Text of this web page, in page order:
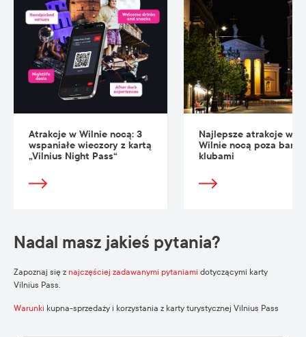
Atrakcje w Wilnie nocą: 3
wspaniałe wieczory z kartą
„Vilnius Night Pass“
Najlepsze atrakcje w
Wilnie nocą poza
klubami
Nadal masz jakieś pytania?
Zapoznaj się z najczęściej zadawanymi pytaniami dotyczącymi karty
Vilnius Pass.
Warunki kupna-sprzedaży i korzystania z karty turystycznej Vilnius Pass